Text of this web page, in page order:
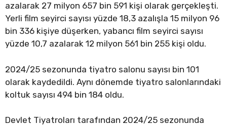
azalarak 27 milyon 657 bin 591 kişi olarak gerçekleşti.
Yerli film seyirci sayısı yüzde 18,3 azalışla 15 milyon 96
bin 336 kişiye düşerken, yabancı film seyirci sayısı
yüzde 10,7 azalarak 12 milyon 561 bin 255 kişi oldu.
2024/25 sezonunda tiyatro salonu sayısı bin 101
olarak kaydedildi. Aynı dönemde tiyatro salonlarındaki
koltuk sayısı 494 bin 184 oldu.
Devlet Tiyatroları tarafından 2024/25 sezonunda